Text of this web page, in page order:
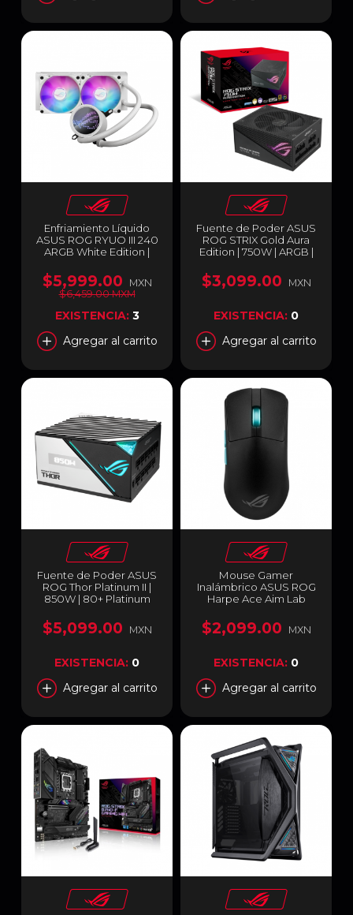
Enfriamiento Líquido
ASUS ROG RYUO III 240
ARGB White Edition |
LED Anime Matrix | 2
Ventiladores ARGB |
ROG RYUO III 240 ARGB
WHT
$5,999.00
MXN
$6,459.00 MXM
EXISTENCIA: 3
Agregar al carrito
Fuente de Poder ASUS
ROG STRIX Gold Aura
Edition | 750W | ARGB |
ROG-STRIX-750-AURA-
GAMING
$3,099.00 MXN
EXISTENCIA: 0
Agregar al carrito
Fuente de Poder ASUS
ROG Thor Platinum II |
850W | 80+ Platinum
THOR-850P2-GAMING
$5,099.00 MXN
EXISTENCIA: 0
Agregar al carrito
Mouse Gamer
Inalámbrico ASUS ROG
Harpe Ace Aim Lab
DPI | Sensor Óptico
ROG AimPoint | 54 g |
| Cable USB / ROG
SpeedNova 2.4 GHz /
Bluetooth | RGB Aura
Sync | Negro |
$2,099.00 MXN
EXISTENCIA: 0
Agregar al carrito